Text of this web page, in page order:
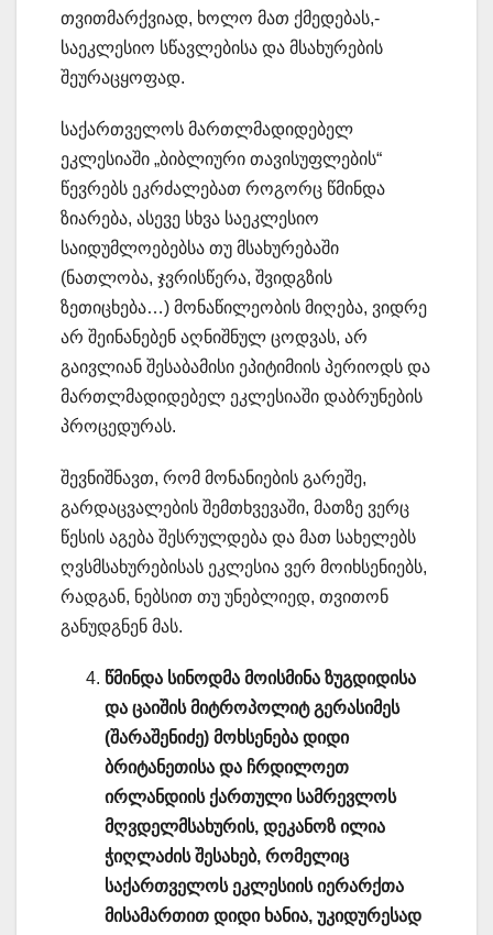
თვითმარქვიად, ხოლო მათ ქმედებას,-
საეკლესიო სწავლებისა და მსახურების
შეურაცყოფად.
საქართველოს მართლმადიდებელ
ეკლესიაში „ბიბლიური თავისუფლების“
წევრებს ეკრძალებათ როგორც წმინდა
ზიარება, ასევე სხვა საეკლესიო
საიდუმლოებებსა თუ მსახურებაში
(ნათლობა, ჯვრისწერა, შვიდგზის
ზეთიცხება…) მონაწილეობის მიღება, ვიდრე
არ შეინანებენ აღნიშნულ ცოდვას, არ
გაივლიან შესაბამისი ეპიტიმიის პერიოდს და
მართლმადიდებელ ეკლესიაში დაბრუნების
პროცედურას.
შევნიშნავთ, რომ მონანიების გარეშე,
გარდაცვალების შემთხვევაში, მათზე ვერც
წესის აგება შესრულდება და მათ სახელებს
ღვსმსახურებისას ეკლესია ვერ მოიხსენიებს,
რადგან, ნებსით თუ უნებლიედ, თვითონ
განუდგნენ მას.
წმინდა სინოდმა მოისმინა ზუგდიდისა
და ცაიშის მიტროპოლიტ გერასიმეს
(შარაშენიძე) მოხსენება დიდი
ბრიტანეთისა და ჩრდილოეთ
ირლანდიის ქართული სამრევლოს
მღვდელმსახურის, დეკანოზ ილია
ჭიღლაძის შესახებ, რომელიც
საქართველოს ეკლესიის იერარქთა
მისამართით დიდი ხანია, უკიდურესად